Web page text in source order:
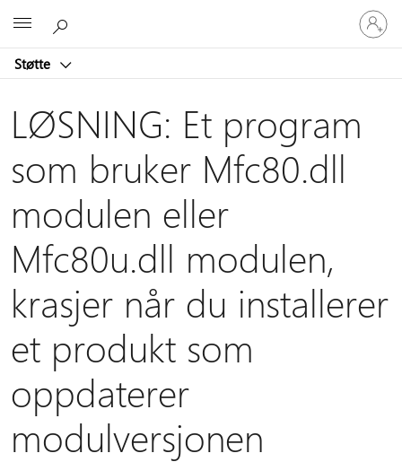
Støtte
Logg
på
kontoen
LØSNING: Et program
som bruker Mfc80.dll
modulen eller
Mfc80u.dll modulen,
krasjer når du installerer
et produkt som
oppdaterer
modulversjonen